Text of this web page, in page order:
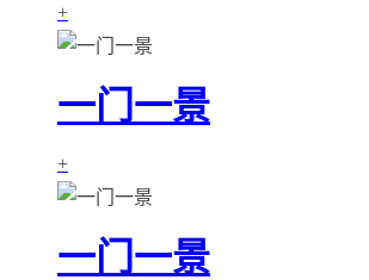
+
一门一景
+
一门一景